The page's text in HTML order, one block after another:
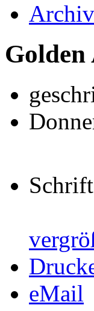
Archiv
eMail